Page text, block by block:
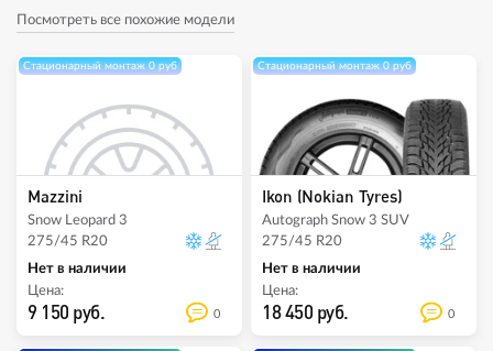
Посмотреть все похожие модели
Стационарный монтаж 0 руб
Mazzini
Snow Leopard 3
275/45 R20
Нет в наличии
Цена:
9 150 руб. 0
Стационарный монтаж 0 руб
Ikon (Nokian Tyres)
Autograph Snow 3 SUV
275/45 R20
Нет в наличии
Цена:
18 450 руб. 0